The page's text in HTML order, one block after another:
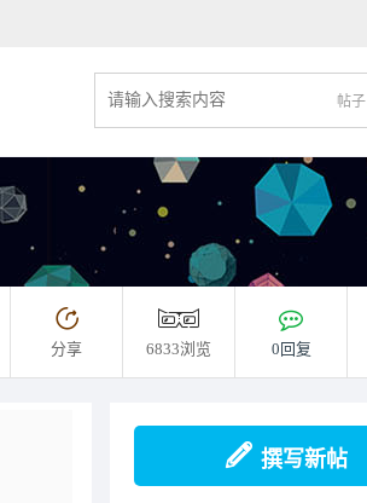
帖子
分享 6833浏览 0回复
撰写新帖